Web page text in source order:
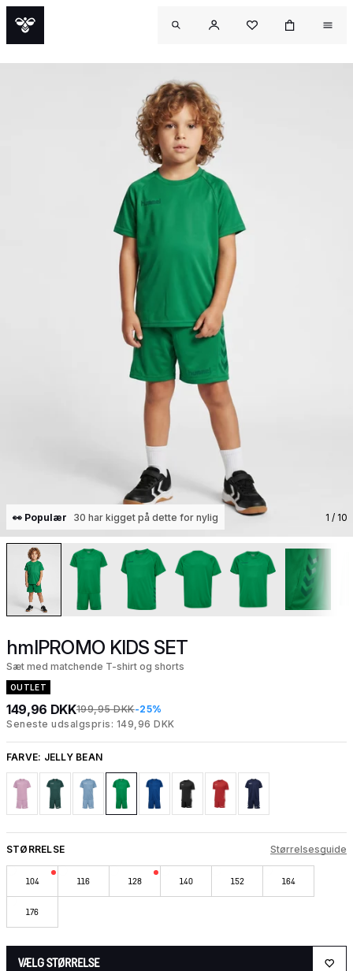
👀 Populær 30 har kigget på dette for nylig 1 / 10
hmlPROMO KIDS SET
Sæt med matchende T-shirt og shorts
OUTLET
149,96 DKK199,95 DKK-25%
Seneste udsalgspris: 149,96 DKK
FARVE: JELLY BEAN
STØRRELSE Størrelsesguide
104 116 128 140 152 164
176
VÆLG STØRRELSE